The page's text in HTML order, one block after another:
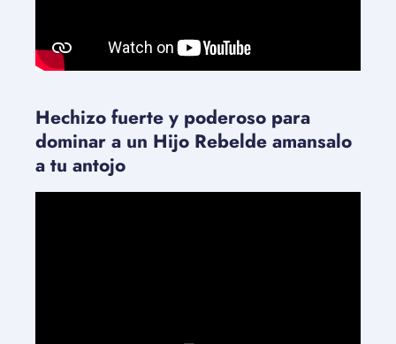
Hechizo fuerte y poderoso para
dominar a un Hijo Rebelde amansalo
a tu antojo